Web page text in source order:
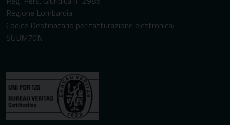
Regione Lombardia
Codice Destinatario per fatturazione elettronica:
SUBM70N